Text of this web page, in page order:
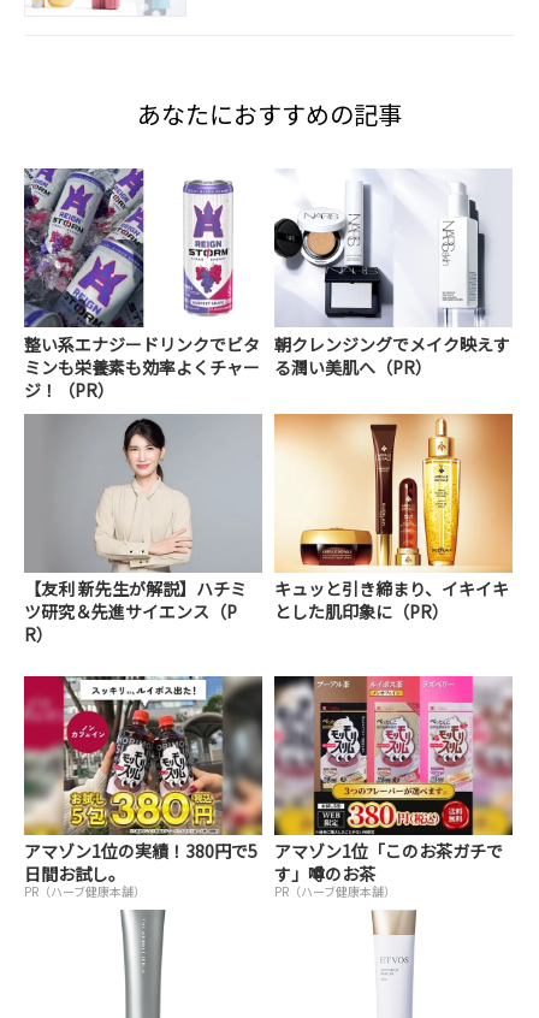
あなたにおすすめの記事
整い系エナジードリンクでビタ
ミンも栄養素も効率よくチャー
ジ！（PR）
朝クレンジングでメイク映えす
る潤い美肌へ（PR）
【友利 新先生が解説】ハチミ
ツ研究＆先進サイエンス（P
R）
キュッと引き締まり、イキイキ
とした肌印象に（PR）
アマゾン1位の実績！380円で5
日間お試し。
PR（ハーブ健康本舗）
アマゾン1位「このお茶ガチで
す」噂のお茶
PR（ハーブ健康本舗）